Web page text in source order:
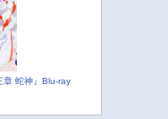
章 蛇神』Blu-ray